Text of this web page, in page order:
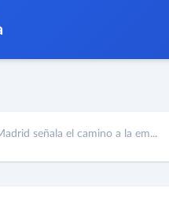
señala el camino a la em...